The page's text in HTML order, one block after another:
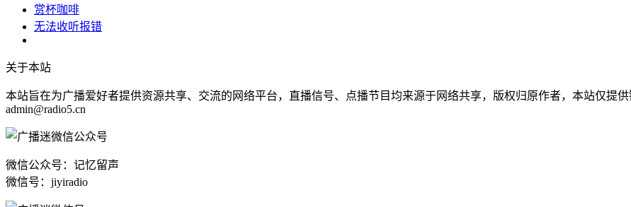
赏杯咖啡
无法收听报错
关于本站
本站旨在为广播爱好者提供资源共享、交流的网络平台，直播信号、点播节目均来源于网络共享，版权归原作者，本站仅提
admin@radio5.cn
微信公众号：记忆留声
微信号：jiyiradio